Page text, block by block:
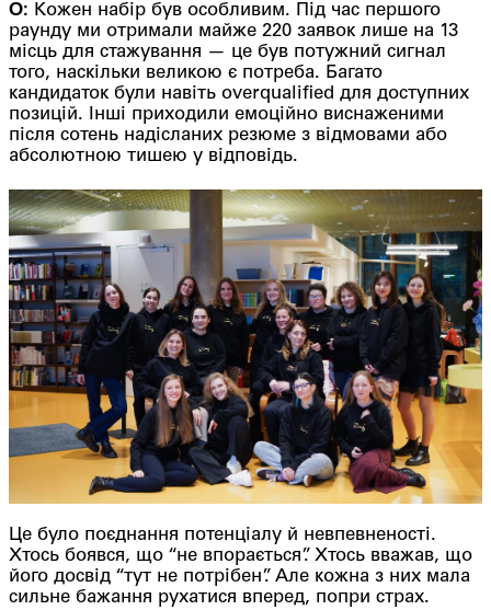
О: Кожен набір був особливим. Під час першого
раунду ми отримали майже 220 заявок лише на 13
місць для стажування — це був потужний сигнал
того, наскільки великою є потреба. Багато
кандидаток були навіть overqualified для доступних
позицій. Інші приходили емоційно виснаженими
після сотень надісланих резюме з відмовами або
абсолютною тишею у відповідь.
Це було поєднання потенціалу й невпевненості.
Хтось боявся, що “не впорається”. Хтось вважав, що
його досвід “тут не потрібен”. Але кожна з них мала
сильне бажання рухатися вперед, попри страх.